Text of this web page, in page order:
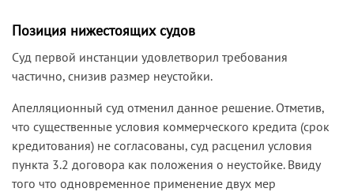
Позиция нижестоящих судов
Суд первой инстанции удовлетворил требования
частично, снизив размер неустойки.
Апелляционный суд отменил данное решение. Отметив,
что существенные условия коммерческого кредита (срок
кредитования) не согласованы, суд расценил условия
пункта 3.2 договора как положения о неустойке. Ввиду
того что одновременное применение двух мер